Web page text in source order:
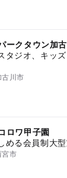
ークタウン加
タジオ、キッ
古川市
ロワ甲子園
める会員制大型
宮市